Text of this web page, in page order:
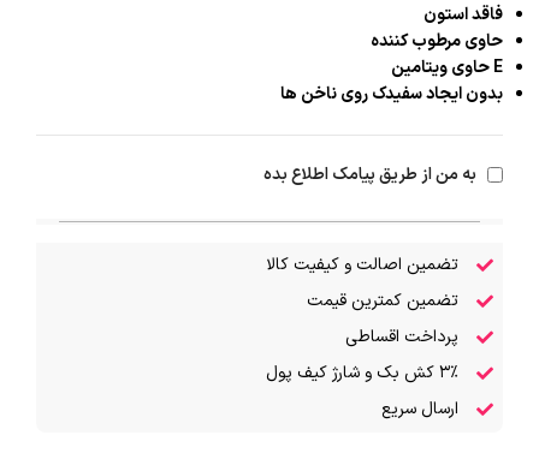
فاقد استون
حاوی مرطوب کننده
E حاوی ویتامین
بدون ایجاد سفیدک روی ناخن ها
به من از طریق پیامک اطلاع بده
تضمین اصالت و کیفیت کالا
تضمین کمترین قیمت
پرداخت اقساطی
۳٪ کش بک و شارژ کیف پول
ارسال سریع